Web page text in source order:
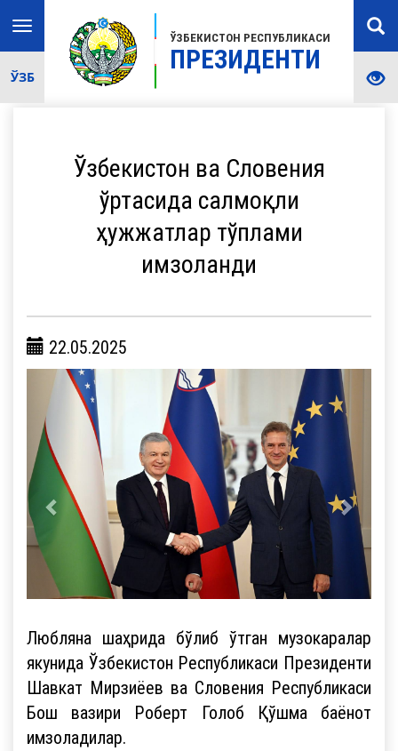
ЎЗБЕКИСТОН РЕСПУБЛИКАСИ
ПРЕЗИДЕНТИ
Toggle
navigation
ЎЗБ
Ўзбекистон ва Словения
ўртасида салмоқли
ҳужжатлар тўплами
имзоланди
22.05.2025
Любляна шаҳрида бўлиб ўтган музокаралар
якунида Ўзбекистон Республикаси Президенти
Шавкат Мирзиёев ва Словения Республикаси
Бош вазири Роберт Голоб Қўшма баёнот
имзоладилар.